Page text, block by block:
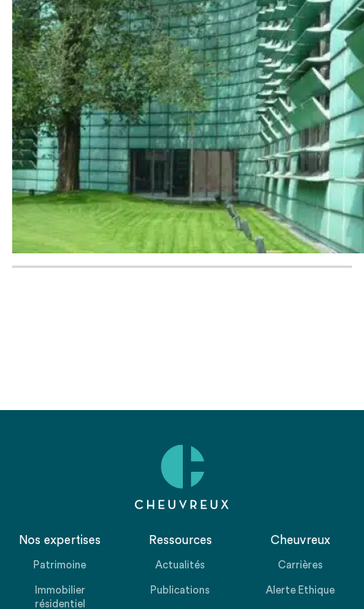
Nos expertises
Patrimoine
Immobilier
résidentiel
Ressources
Actualités
Publications
Cheuvreux
Carrières
Alerte Ethique